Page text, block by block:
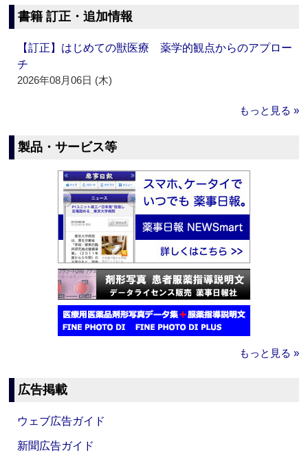
書籍 訂正・追加情報
【訂正】はじめての獣医療 薬学的観点からのアプロー
チ
2026年08月06日 (木)
もっと見る »
製品・サービス等
もっと見る »
広告掲載
ウェブ広告ガイド
新聞広告ガイド